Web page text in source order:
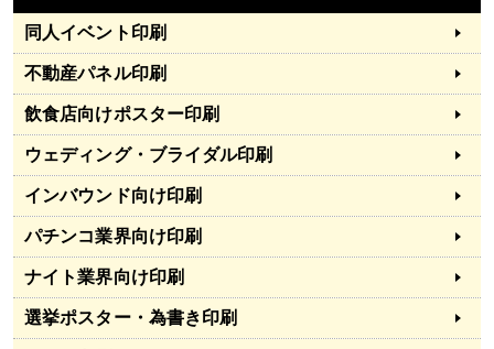
同人イベント印刷
不動産パネル印刷
飲食店向けポスター印刷
ウェディング・ブライダル印刷
インバウンド向け印刷
パチンコ業界向け印刷
ナイト業界向け印刷
選挙ポスター・為書き印刷